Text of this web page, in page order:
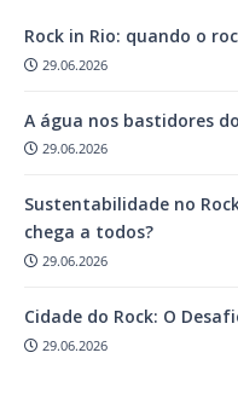
Rock in Rio: quando o
29.06.2026
A água nos bastidores
29.06.2026
Sustentabilidade no
chega a todos?
29.06.2026
Cidade do Rock: O
29.06.2026